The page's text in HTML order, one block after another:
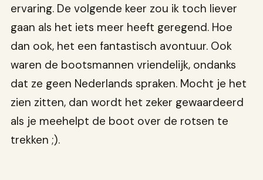
ervaring. De volgende keer zou ik toch liever
gaan als het iets meer heeft geregend. Hoe
dan ook, het een fantastisch avontuur. Ook
waren de bootsmannen vriendelijk, ondanks
dat ze geen Nederlands spraken. Mocht je het
zien zitten, dan wordt het zeker gewaardeerd
als je meehelpt de boot over de rotsen te
trekken ;).